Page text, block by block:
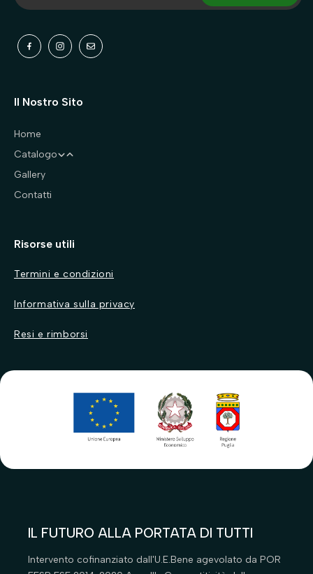
Il Nostro Sito
Home
Catalogo
Cani
Abbigliamento
Accessori auto
Antiparassitari
Giochi per cani
Guinzagli e collari
Gatti
Accessori auto
Antiparassitari
Guinzagli e collari
Gallery
Contatti
Risorse utili
Termini e condizioni
Informativa sulla privacy
Resi e rimborsi
IL FUTURO ALLA PORTATA DI TUTTI
Intervento cofinanziato dall'U.E.Bene agevolato da POR